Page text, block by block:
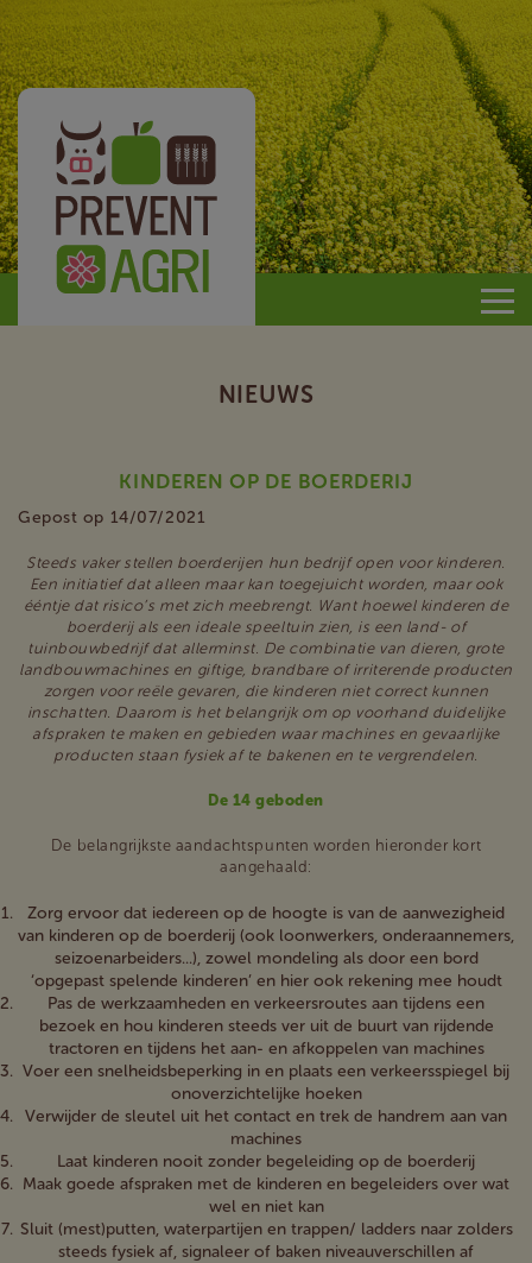
Prevent
NIEUWS
KINDEREN OP DE BOERDERIJ
Gepost op 14/07/2021
Steeds vaker stellen boerderijen hun bedrijf open voor kinderen.
Een initiatief dat alleen maar kan toegejuicht worden, maar ook
ééntje dat risico’s met zich meebrengt. Want hoewel kinderen de
boerderij als een ideale speeltuin zien, is een land- of
tuinbouwbedrijf dat allerminst. De combinatie van dieren, grote
landbouwmachines en giftige, brandbare of irriterende producten
zorgen voor reële gevaren, die kinderen niet correct kunnen
inschatten. Daarom is het belangrijk om op voorhand duidelijke
afspraken te maken en gebieden waar machines en gevaarlijke
producten staan fysiek af te bakenen en te vergrendelen.
De 14 geboden
De belangrijkste aandachtspunten worden hieronder kort
aangehaald:
Zorg ervoor dat iedereen op de hoogte is van de aanwezigheid
van kinderen op de boerderij (ook loonwerkers, onderaannemers,
seizoenarbeiders...), zowel mondeling als door een bord
‘opgepast spelende kinderen’ en hier ook rekening mee houdt
Pas de werkzaamheden en verkeersroutes aan tijdens een
bezoek en hou kinderen steeds ver uit de buurt van rijdende
tractoren en tijdens het aan- en afkoppelen van machines
Voer een snelheidsbeperking in en plaats een verkeersspiegel bij
onoverzichtelijke hoeken
Verwijder de sleutel uit het contact en trek de handrem aan van
machines
Laat kinderen nooit zonder begeleiding op de boerderij
Maak goede afspraken met de kinderen en begeleiders over wat
wel en niet kan
Sluit (mest)putten, waterpartijen en trappen/ ladders naar zolders
steeds fysiek af, signaleer of baken niveauverschillen af